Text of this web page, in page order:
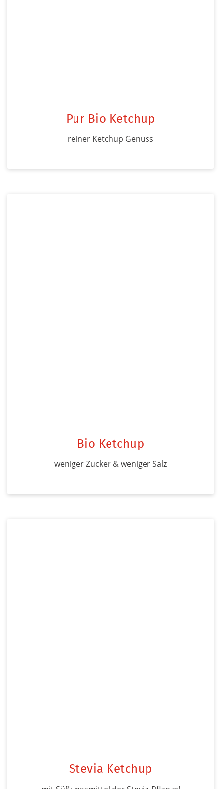
Pur Bio Ketchup
reiner Ketchup Genuss
Bio Ketchup
weniger Zucker & weniger Salz
Stevia Ketchup